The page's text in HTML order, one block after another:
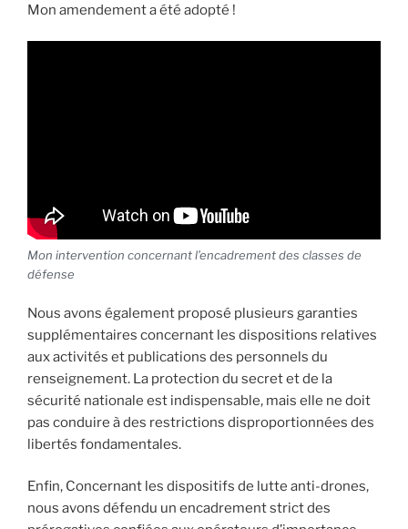
Mon amendement a été adopté !
Mon intervention concernant l’encadrement des classes de
défense
Nous avons également proposé plusieurs garanties
supplémentaires concernant les dispositions relatives
aux activités et publications des personnels du
renseignement. La protection du secret et de la
sécurité nationale est indispensable, mais elle ne doit
pas conduire à des restrictions disproportionnées des
libertés fondamentales.
Enfin, Concernant les dispositifs de lutte anti-drones,
nous avons défendu un encadrement strict des